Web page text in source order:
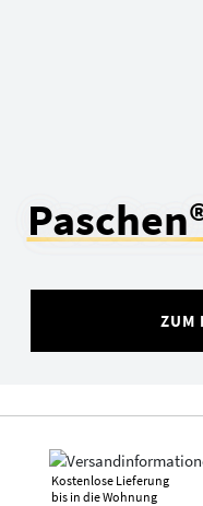
ZUM
Kostenlose Lieferung
bis in die Wohnung